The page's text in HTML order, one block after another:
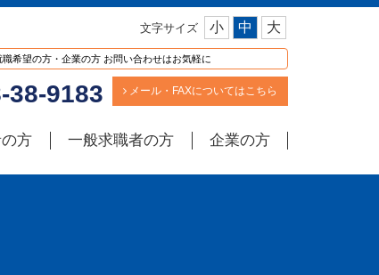
文字サイズ 小 中 大
職希望の方・企業の方 お問い合わせはお気軽に
9183 メール・FAXについてはこちら
方 一般求職者の方 企業の方